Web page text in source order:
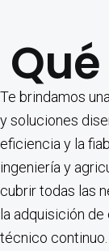
Te brindamos
y soluciones
eficiencia y la
ingeniería y
cubrir todas las
la adquisición
técnico